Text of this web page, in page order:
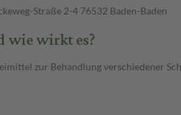
Straße 2-4 76532 Baden-Baden
wie wirkt es?
zur Behandlung verschiedener